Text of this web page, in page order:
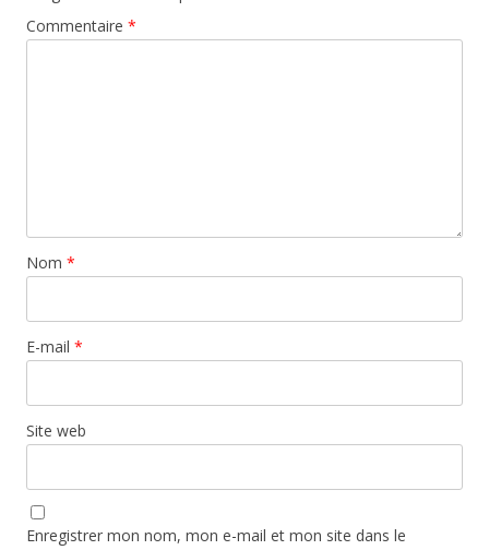
Commentaire *
Nom *
E-mail *
Site web
Enregistrer mon nom, mon e-mail et mon site dans le